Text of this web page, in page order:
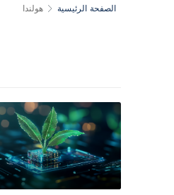
الصفحة الرئيسية هولندا